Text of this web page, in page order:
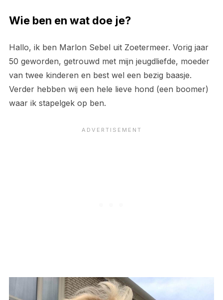
Wie ben en wat doe je?
Hallo, ik ben Marlon Sebel uit Zoetermeer. Vorig jaar
50 geworden, getrouwd met mijn jeugdliefde, moeder
van twee kinderen en best wel een bezig baasje.
Verder hebben wij een hele lieve hond (een boomer)
waar ik stapelgek op ben.